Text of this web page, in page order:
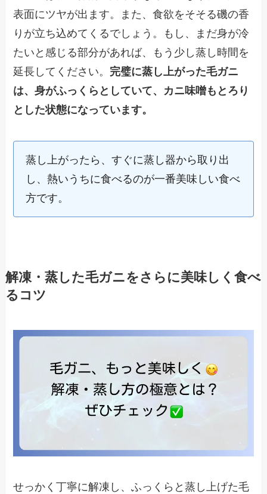
表面にツヤが出ます。また、食欲をそそる磯の香
りが立ち込めてくるでしょう。もし、まだ身が冷
たいと感じる部分があれば、もう少し蒸し時間を
延長してください。 完璧に蒸し上がった毛ガニ
は、身がふっくらとしていて、カニ味噌もとろり
とした状態になっています。
蒸し上がったら、すぐに蒸し器から取り出
し、熱いうちに食べるのが一番美味しい食べ
方です。
解凍・蒸した毛ガニをさらに美味しく食べ
るコツ
せっかく丁寧に解凍し、ふっくらと蒸し上げた毛